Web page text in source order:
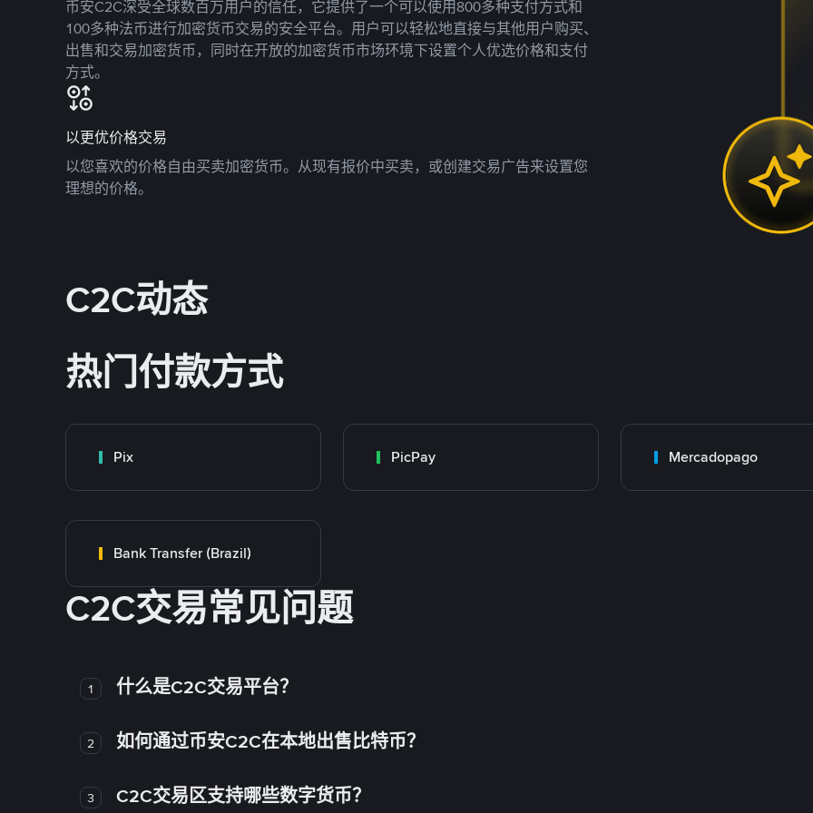
币安C2C深受全球数百万用户的信任，它提供了一个可以使用800多种支付方式和
100多种法币进行加密货币交易的安全平台。用户可以轻松地直接与其他用户购买、
出售和交易加密货币，同时在开放的加密货币市场环境下设置个人优选价格和支付
方式。
以更优价格交易
以您喜欢的价格自由买卖加密货币。从现有报价中买卖，或创建交易广告来设置您
理想的价格。
C2C动态
热门付款方式
Pix PicPay Mercadopago
Bank Transfer (Brazil)
C2C交易常见问题
1 什么是C2C交易平台？
2 如何通过币安C2C在本地出售比特币？
3 C2C交易区支持哪些数字货币？